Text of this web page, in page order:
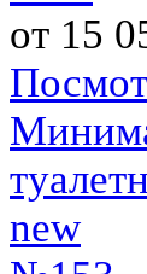
от 15
new